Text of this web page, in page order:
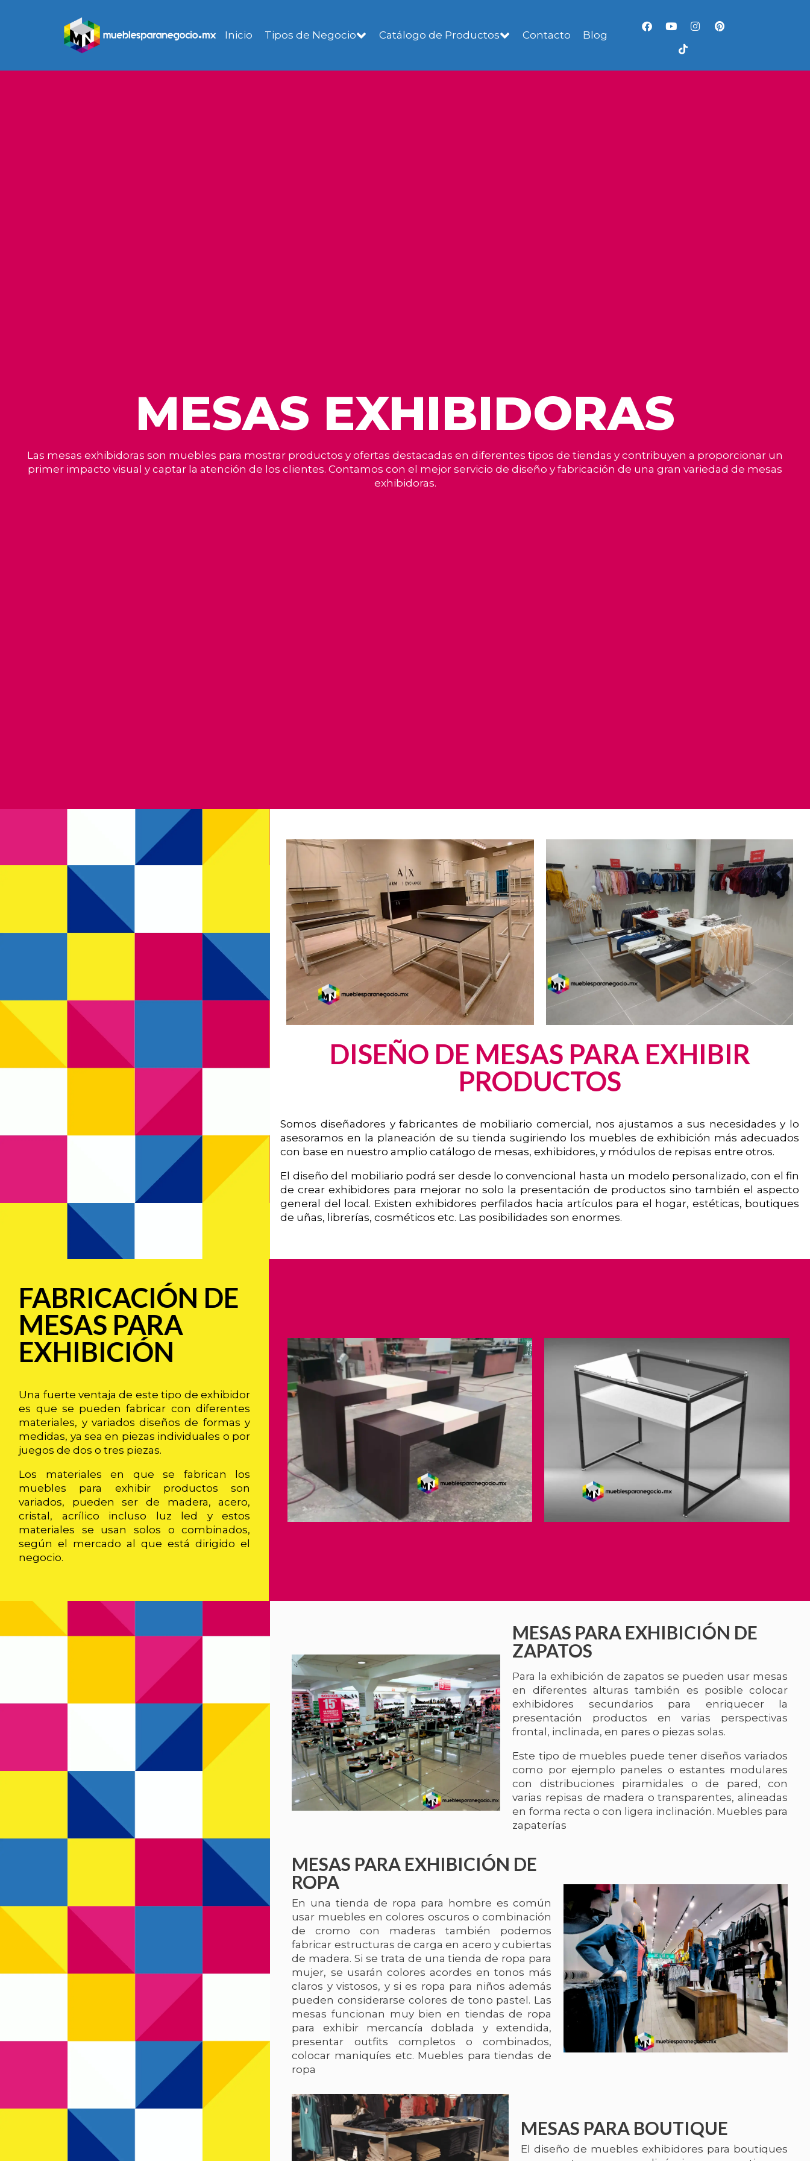
Inicio Tipos de Negocio Catálogo de Productos Contacto Blog
MESAS EXHIBIDORAS
Las mesas exhibidoras son muebles para mostrar productos y ofertas destacadas en diferentes tipos de tiendas y contribuyen a proporcionar un
primer impacto visual y captar la atención de los clientes. Contamos con el mejor servicio de diseño y fabricación de una gran variedad de mesas
exhibidoras.
DISEÑO DE MESAS PARA EXHIBIR
PRODUCTOS
Somos diseñadores y fabricantes de mobiliario comercial, nos ajustamos a sus necesidades y lo
asesoramos en la planeación de su tienda sugiriendo los muebles de exhibición más adecuados
con base en nuestro amplio catálogo de mesas, exhibidores, y módulos de repisas entre otros.
El diseño del mobiliario podrá ser desde lo convencional hasta un modelo personalizado, con el fin
de crear exhibidores para mejorar no solo la presentación de productos sino también el aspecto
general del local. Existen exhibidores perfilados hacia artículos para el hogar, estéticas, boutiques
de uñas, librerías, cosméticos etc. Las posibilidades son enormes.
FABRICACIÓN DE
MESAS PARA
EXHIBICIÓN
Una fuerte ventaja de este tipo de exhibidor
es que se pueden fabricar con diferentes
materiales, y variados diseños de formas y
medidas, ya sea en piezas individuales o por
juegos de dos o tres piezas.
Los materiales en que se fabrican los
muebles para exhibir productos son
variados, pueden ser de madera, acero,
cristal, acrílico incluso luz led y estos
materiales se usan solos o combinados,
según el mercado al que está dirigido el
negocio.
MESAS PARA EXHIBICIÓN DE
ZAPATOS
Para la exhibición de zapatos se pueden usar mesas
en diferentes alturas también es posible colocar
exhibidores secundarios para enriquecer la
presentación productos en varias perspectivas
frontal, inclinada, en pares o piezas solas.
Este tipo de muebles puede tener diseños variados
como por ejemplo paneles o estantes modulares
con distribuciones piramidales o de pared, con
varias repisas de madera o transparentes, alineadas
en forma recta o con ligera inclinación. Muebles para
zapaterías
MESAS PARA EXHIBICIÓN DE
ROPA
En una tienda de ropa para hombre es común
usar muebles en colores oscuros o combinación
de cromo con maderas también podemos
fabricar estructuras de carga en acero y cubiertas
de madera. Si se trata de una tienda de ropa para
mujer, se usarán colores acordes en tonos más
claros y vistosos, y si es ropa para niños además
pueden considerarse colores de tono pastel. Las
mesas funcionan muy bien en tiendas de ropa
para exhibir mercancía doblada y extendida,
presentar outfits completos o combinados,
colocar maniquíes etc. Muebles para tiendas de
ropa
MESAS PARA BOUTIQUE
El diseño de muebles exhibidores para boutiques